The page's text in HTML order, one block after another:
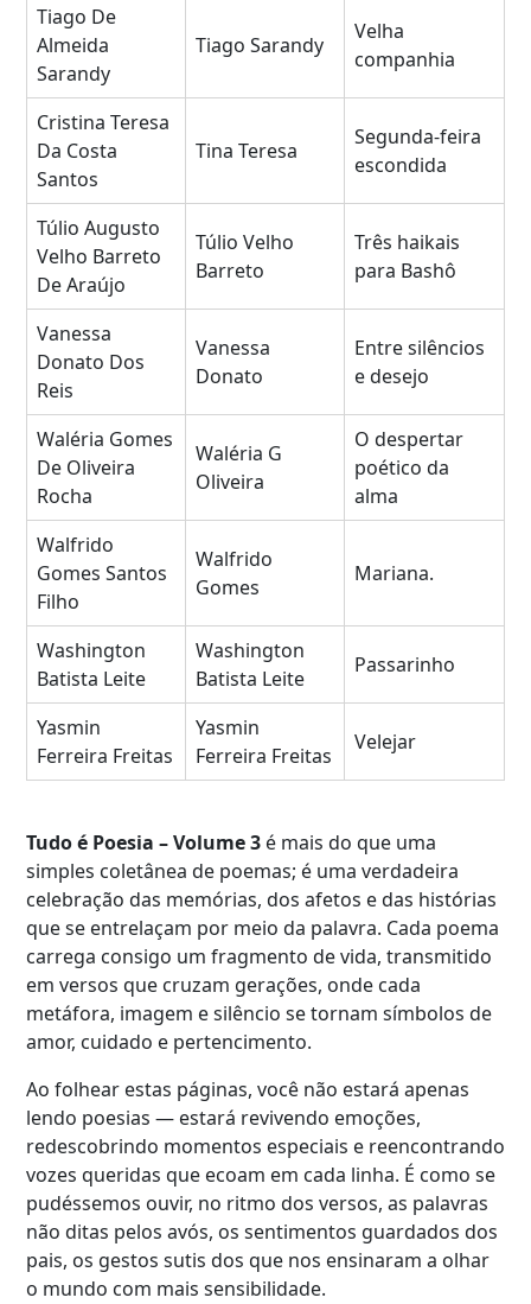
Tiago De
Almeida
Sarandy
Tiago Sarandy
Velha
companhia
Cristina Teresa
Da Costa
Santos
Tina Teresa
Segunda-feira
escondida
Túlio Augusto
Velho Barreto
De Araújo
Túlio Velho
Barreto
Três haikais
para Bashô
Vanessa
Donato Dos
Reis
Vanessa
Donato
Entre silêncios
e desejo
Waléria Gomes
De Oliveira
Rocha
Waléria G
Oliveira
O despertar
poético da
alma
Walfrido
Gomes Santos
Filho
Walfrido
Gomes
Mariana.
Washington
Batista Leite
Washington
Batista Leite
Passarinho
Yasmin
Ferreira Freitas
Yasmin
Ferreira Freitas
Velejar
Tudo é Poesia – Volume 3 é mais do que uma
simples coletânea de poemas; é uma verdadeira
celebração das memórias, dos afetos e das histórias
que se entrelaçam por meio da palavra. Cada poema
carrega consigo um fragmento de vida, transmitido
em versos que cruzam gerações, onde cada
metáfora, imagem e silêncio se tornam símbolos de
amor, cuidado e pertencimento.
Ao folhear estas páginas, você não estará apenas
lendo poesias — estará revivendo emoções,
redescobrindo momentos especiais e reencontrando
vozes queridas que ecoam em cada linha. É como se
pudéssemos ouvir, no ritmo dos versos, as palavras
não ditas pelos avós, os sentimentos guardados dos
pais, os gestos sutis dos que nos ensinaram a olhar
o mundo com mais sensibilidade.